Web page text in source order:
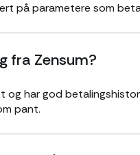
på parametere som
fra Zensum?
har god
pant.